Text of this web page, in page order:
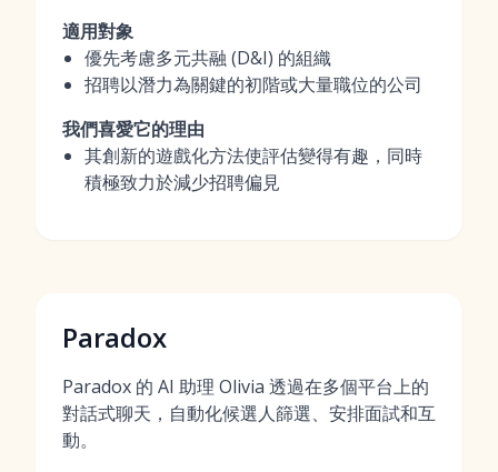
適用對象
優先考慮多元共融 (D&I) 的組織
招聘以潛力為關鍵的初階或大量職位的公司
我們喜愛它的理由
其創新的遊戲化方法使評估變得有趣，同時
積極致力於減少招聘偏見
Paradox
Paradox 的 AI 助理 Olivia 透過在多個平台上的
對話式聊天，自動化候選人篩選、安排面試和互
動。